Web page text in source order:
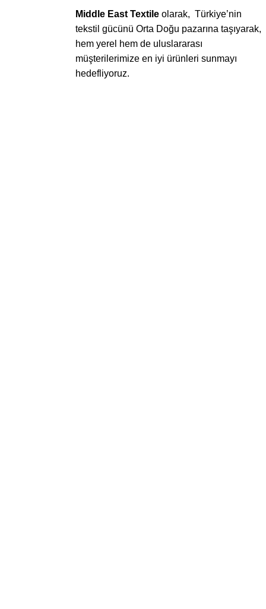
Middle East Textileolarak, Türkiye’nin
tekstil gücünü Orta Doğu pazarına taşıyarak,
hem yerel hem de uluslararası
müşterilerimize en iyi ürünleri sunmayı
hedefliyoruz.